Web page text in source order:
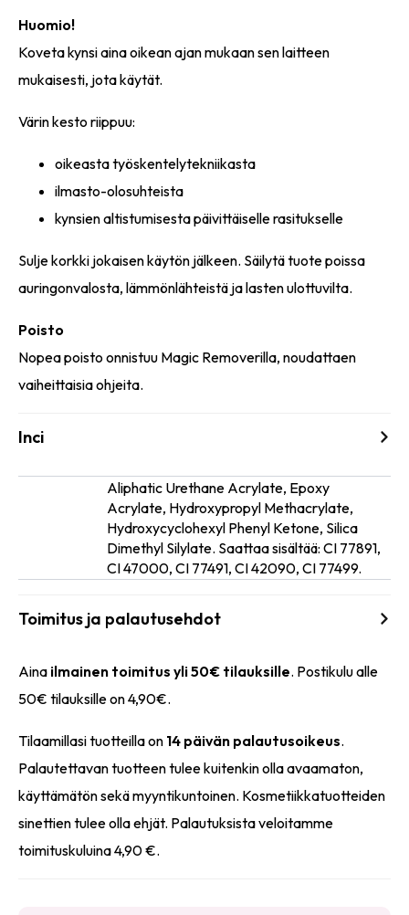
Huomio!
Koveta kynsi aina oikean ajan mukaan sen laitteen
mukaisesti, jota käytät.
Värin kesto riippuu:
oikeasta työskentelytekniikasta
ilmasto-olosuhteista
kynsien altistumisesta päivittäiselle rasitukselle
Sulje korkki jokaisen käytön jälkeen. Säilytä tuote poissa
auringonvalosta, lämmönlähteistä ja lasten ulottuvilta.
Poisto
Nopea poisto onnistuu Magic Removerilla, noudattaen
vaiheittaisia ohjeita.
Inci
Aliphatic Urethane Acrylate, Epoxy
Acrylate, Hydroxypropyl Methacrylate,
Hydroxycyclohexyl Phenyl Ketone, Silica
Dimethyl Silylate. Saattaa sisältää: CI 77891,
CI 47000, CI 77491, CI 42090, CI 77499.
Toimitus ja palautusehdot
Aina ilmainen toimitus yli 50€ tilauksille. Postikulu alle
50€ tilauksille on 4,90€.
Tilaamillasi tuotteilla on 14 päivän palautusoikeus.
Palautettavan tuotteen tulee kuitenkin olla avaamaton,
käyttämätön sekä myyntikuntoinen. Kosmetiikkatuotteiden
sinettien tulee olla ehjät. Palautuksista veloitamme
toimituskuluina 4,90 €.